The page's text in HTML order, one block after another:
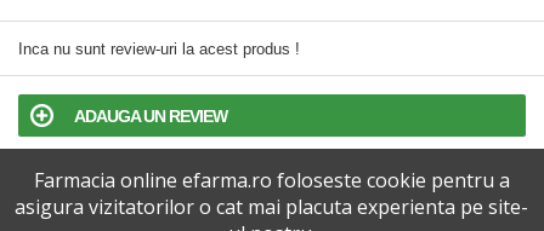
Inca nu sunt review-uri la acest produs !
ADAUGA UN REVIEW
TERMENI SI CONDITII
Farmacia online efarma.ro foloseste cookie pentru a
asigura vizitatorilor o cat mai placuta experienta pe site-